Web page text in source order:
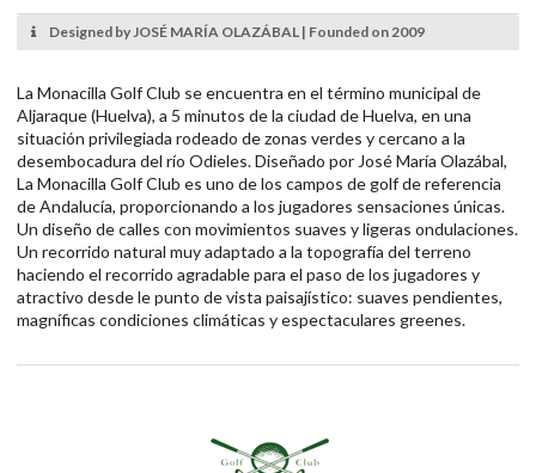
Designed by JOSÉ MARÍA OLAZÁBAL | Founded on 2009
La Monacilla Golf Club se encuentra en el término municipal de
Aljaraque (Huelva), a 5 minutos de la ciudad de Huelva, en una
situación privilegiada rodeado de zonas verdes y cercano a la
desembocadura del río Odieles. Diseñado por José María Olazábal,
La Monacilla Golf Club es uno de los campos de golf de referencia
de Andalucía, proporcionando a los jugadores sensaciones únicas.
Un diseño de calles con movimientos suaves y ligeras ondulaciones.
Un recorrido natural muy adaptado a la topografía del terreno
haciendo el recorrido agradable para el paso de los jugadores y
atractivo desde le punto de vista paisajístico: suaves pendientes,
magníficas condiciones climáticas y espectaculares greenes.